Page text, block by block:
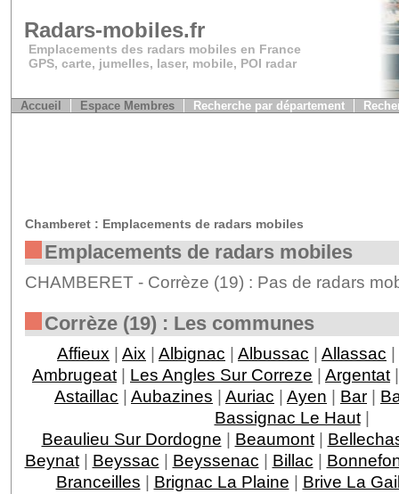
Radars-mobiles.fr
Emplacements des radars mobiles en France
GPS, carte, jumelles, laser, mobile, POI radar
Accueil Espace Membres Recherche par département
Chamberet : Emplacements de radars mobiles
Emplacements de radars mobiles
CHAMBERET - Corrèze (19) : Pas de radars
Corrèze (19) : Les communes
Affieux | Aix | Albignac | Albussac | Allassac |
Ambrugeat | Les Angles Sur Correze | Argentat
Astaillac | Aubazines | Auriac | Ayen | Bar |
Bassignac Le Haut|
Beaulieu Sur Dordogne | Beaumont|
Beynat| Beyssac | Beyssenac | Billac |
Branceilles | Brignac La Plaine | Brive La